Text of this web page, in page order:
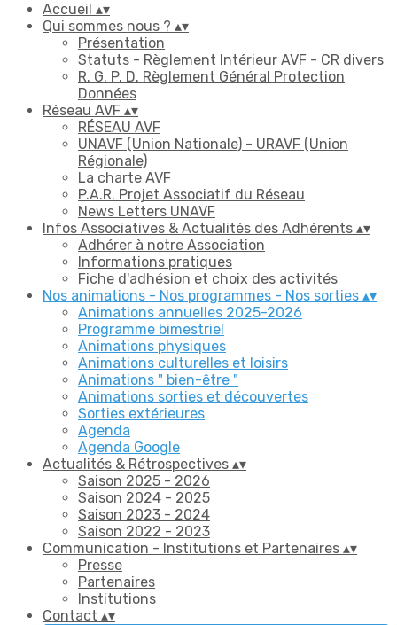
Accueil ▴▾
Qui sommes nous ? ▴▾
Présentation
Statuts - Règlement Intérieur AVF - CR divers
R. G. P. D. Règlement Général Protection
Données
Réseau AVF ▴▾
RÉSEAU AVF
UNAVF (Union Nationale) - URAVF (Union
Régionale)
La charte AVF
P.A.R. Projet Associatif du Réseau
News Letters UNAVF
Infos Associatives & Actualités des Adhérents ▴▾
Adhérer à notre Association
Informations pratiques
Fiche d'adhésion et choix des activités
Nos animations - Nos programmes - Nos sorties ▴▾
Animations annuelles 2025-2026
Programme bimestriel
Animations physiques
Animations culturelles et loisirs
Animations " bien-être "
Animations sorties et découvertes
Sorties extérieures
Agenda
Agenda Google
Actualités & Rétrospectives ▴▾
Saison 2025 - 2026
Saison 2024 - 2025
Saison 2023 - 2024
Saison 2022 - 2023
Communication - Institutions et Partenaires ▴▾
Presse
Partenaires
Institutions
Contact ▴▾